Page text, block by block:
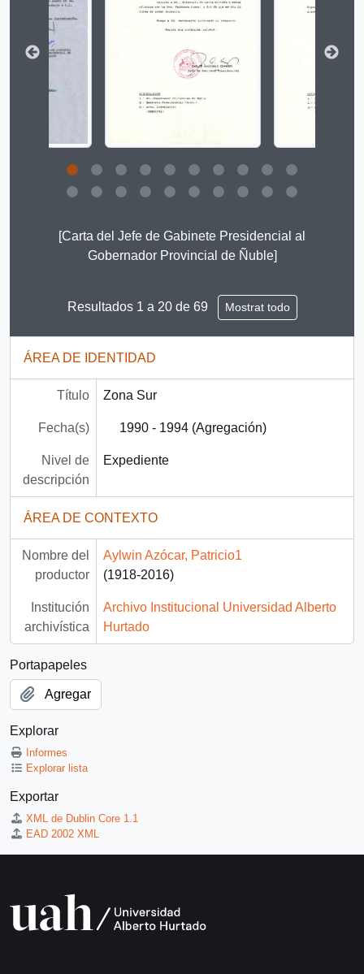
[Carta del Jefe de Gabinete Presidencial al
Gobernador Provincial de Ñuble]
Resultados 1 a 20 de 69 Mostrat todo
ÁREA DE IDENTIDAD
Título Zona Sur
Fecha(s) 1990 - 1994 (Agregación)
Nivel de
descripción
Expediente
ÁREA DE CONTEXTO
Nombre del
productor
Aylwin Azócar, Patricio1
(1918-2016)
Institución
archivística
Archivo Institucional Universidad Alberto
Hurtado
Portapapeles
Agregar
Explorar
Informes
Explorar lista
Exportar
XML de Dublin Core 1.1
EAD 2002 XML